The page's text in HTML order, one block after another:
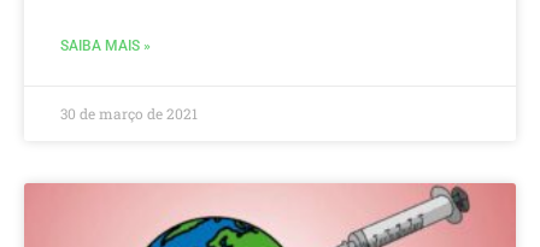
SAIBA MAIS »
30 de março de 2021